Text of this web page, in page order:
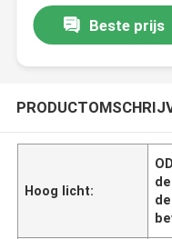
Beste prijs
Hoog licht: